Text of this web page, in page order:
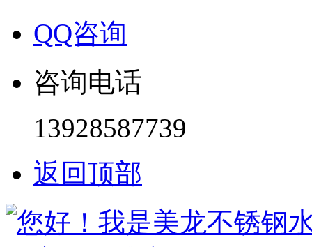
QQ咨询
咨询电话
13928587739
返回顶部